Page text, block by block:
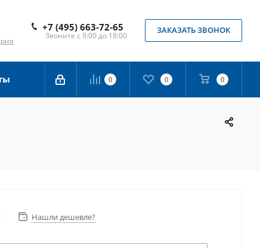
+7 (495) 663-72-65
Звоните с 9:00 до 18:00
ЗАКАЗАТЬ ЗВОНОК
0 0 0
Нашли дешевле?